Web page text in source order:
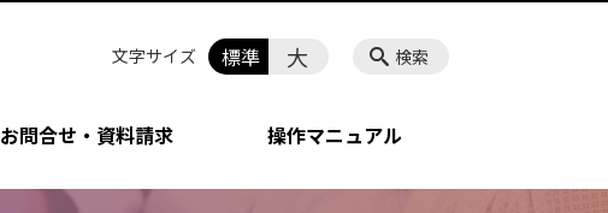
お問合せ・資料請求 操作マニュアル
検索
文字サイズ 標準 大